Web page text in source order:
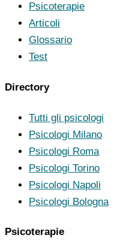
Psicoterapie
Articoli
Glossario
Test
Directory
Tutti gli psicologi
Psicologi Milano
Psicologi Roma
Psicologi Torino
Psicologi Napoli
Psicologi Bologna
Psicoterapie